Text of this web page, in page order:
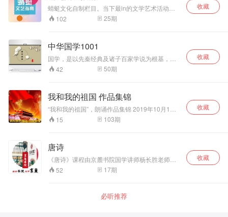
蜻蜓文化自制栏目。当下最in的文学艺术活动、
策展、先锋艺术家……尽在蜻蜓文艺指南。
102 25期
收藏
中华国学1001
国学，是以先秦经典及诸子百家学说为根基，它
涵盖了两汉经学、魏晋玄学、隋唐道学、宋明理
学、明清实学和同时期的先秦诗赋、汉赋、六朝
指以"国子监"为首的官学，自 "西学东渐"后相对西
学而言泛指"中国传统思想文化学术"。
42 50期
收藏
我和我的祖国 作品集锦
“我和我的祖国”，朗诵作品集锦 2019年10月1
日，我们伟大祖国将迎来她的70岁生日，70年披
荆斩棘，70年风雨兼程，中国人民创造了举世瞩
15 103期
收藏
唐诗
《唐诗》课程由京麓书院国学讲师杨长胜老师主
讲，全长285分钟。也许，在我们每个人的心
底，都藏着一个小小的唐朝。所以在今天，唐装
唐时的歌曲包上了摇滚的外壳，又一遍遍回响在
我们耳畔……爱中国，可以有一千一万种理由，
52 17期
收藏
必听推荐